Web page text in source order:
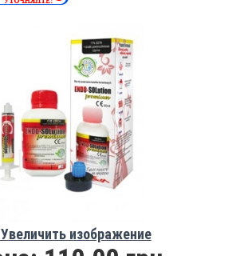
Увеличить изображение